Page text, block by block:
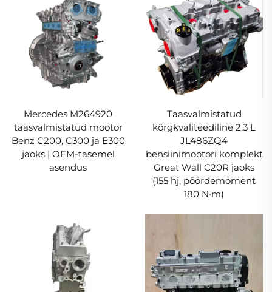
Mercedes M264920
taasvalmistatud mootor
Benz C200, C300 ja E300
jaoks | OEM-tasemel
asendus
Taasvalmistatud
kõrgkvaliteediline 2,3 L
JL486ZQ4
bensiinimootori komplekt
Great Wall C20R jaoks
(155 hj, pöördemoment
180 N·m)